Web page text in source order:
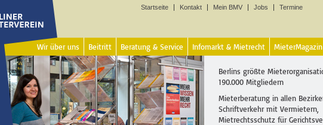
Startseite Kontakt Mein BMV Jobs Termine
Wir über uns Beitritt Beratung & Service Infomarkt & Mietrecht MieterMagazin
Berlins größte
190.000 Mitgliedern
Mieterberatung in allen
Schriftverkehr mit Vermietern,
Mietrechtsschutz für